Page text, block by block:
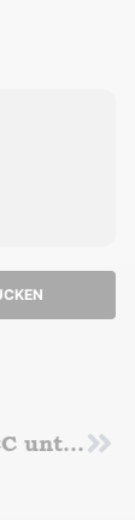
Kadernorm beim 30. midsommar Sportfest des SCC unterboten